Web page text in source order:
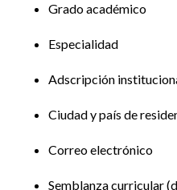
Grado académico
Especialidad
Adscripción
Ciudad y país de
Correo electrónico
Semblanza curricular